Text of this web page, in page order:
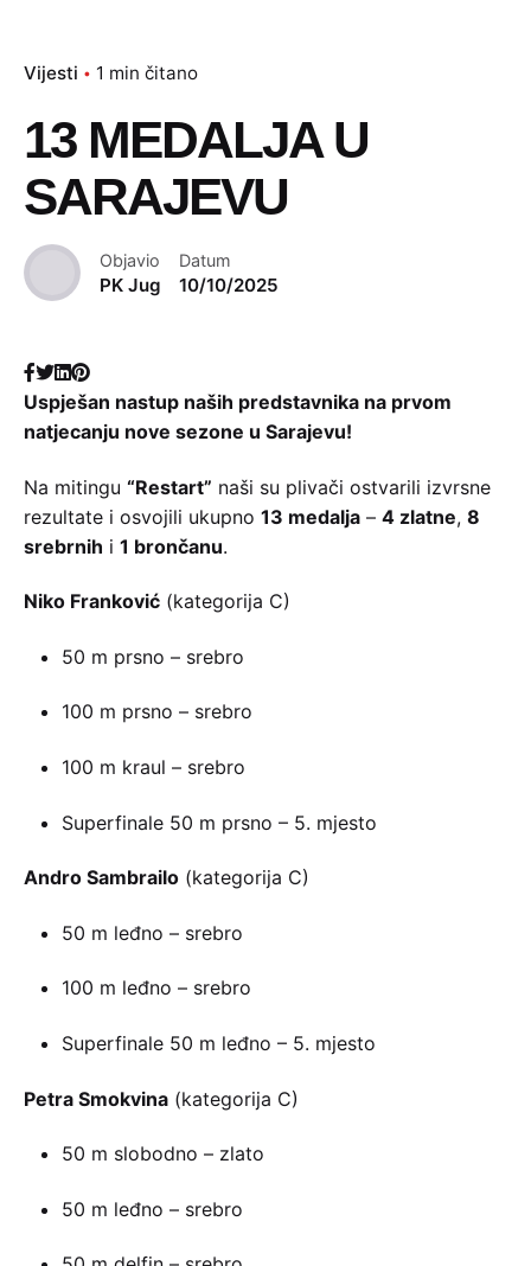
Vijesti 1 min čitano
13 MEDALJA U
SARAJEVU
Objavio
PK Jug
Datum
10/10/2025
Uspješan nastup naših predstavnika na prvom
natjecanju nove sezone u Sarajevu!
Na mitingu “Restart” naši su plivači ostvarili izvrsne
rezultate i osvojili ukupno 13 medalja – 4 zlatne, 8
srebrnih i 1 brončanu.
Niko Franković (kategorija C)
50 m prsno – srebro
100 m prsno – srebro
100 m kraul – srebro
Superfinale 50 m prsno – 5. mjesto
Andro Sambrailo (kategorija C)
50 m leđno – srebro
100 m leđno – srebro
Superfinale 50 m leđno – 5. mjesto
Petra Smokvina (kategorija C)
50 m slobodno – zlato
50 m leđno – srebro